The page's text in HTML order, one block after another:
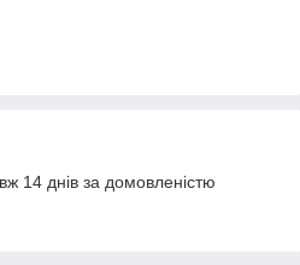
14 днів за домовленістю